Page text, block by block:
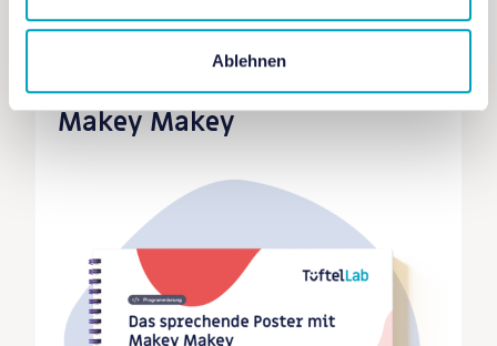
Ablehnen
Lernkarten
Das sprechende Poster mit
Makey Makey